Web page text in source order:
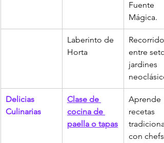
Fuente
Mágica.
Laberinto de
Horta
Recorrido
entre
jardines
Delicias
Culinarias
Clase de
cocina de
paella o tapas
Aprende
recetas
con chefs